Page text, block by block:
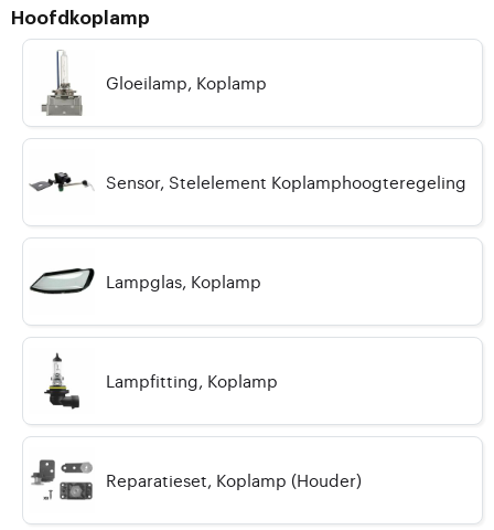
Hoofdkoplamp
Gloeilamp, Koplamp
Sensor, Stelelement Koplamphoogteregeling
Lampglas, Koplamp
Lampfitting, Koplamp
Reparatieset, Koplamp (Houder)